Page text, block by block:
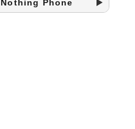
Nothing Phone